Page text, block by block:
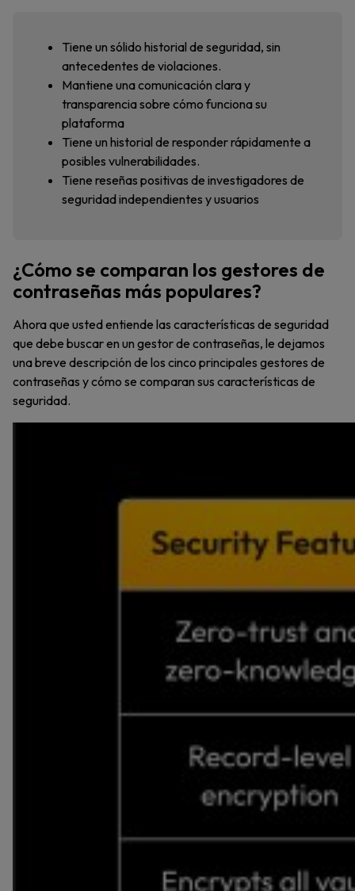
Tiene un sólido historial de seguridad, sin
antecedentes de violaciones.
Mantiene una comunicación clara y
transparencia sobre cómo funciona su
plataforma
Tiene un historial de responder rápidamente a
posibles vulnerabilidades.
Tiene reseñas positivas de investigadores de
seguridad independientes y usuarios
¿Cómo se comparan los gestores de
contraseñas más populares?
Ahora que usted entiende las características de seguridad
que debe buscar en un gestor de contraseñas, le dejamos
una breve descripción de los cinco principales gestores de
contraseñas y cómo se comparan sus características de
seguridad.